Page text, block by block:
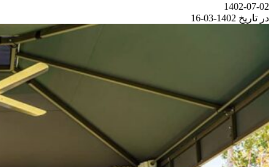
1402-07-02
در تاریخ 1402-03-16